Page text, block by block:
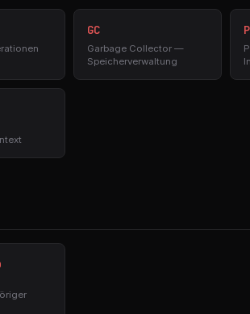
GC
Garbage Collector —
Speicherverwaltung